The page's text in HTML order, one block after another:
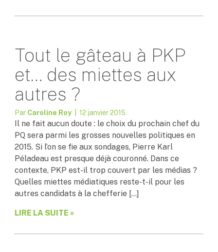
Tout le gâteau à PKP
et… des miettes aux
autres ?
Par Caroline Roy | 12 janvier 2015
Il ne fait aucun doute : le choix du prochain chef du
PQ sera parmi les grosses nouvelles politiques en
2015. Si l’on se fie aux sondages, Pierre Karl
Péladeau est presque déjà couronné. Dans ce
contexte, PKP est-il trop couvert par les médias ?
Quelles miettes médiatiques reste-t-il pour les
autres candidats à la chefferie […]
LIRE LA SUITE »